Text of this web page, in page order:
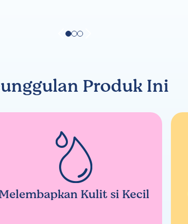
Produk Ini
Melembapkan Kulit si Kecil